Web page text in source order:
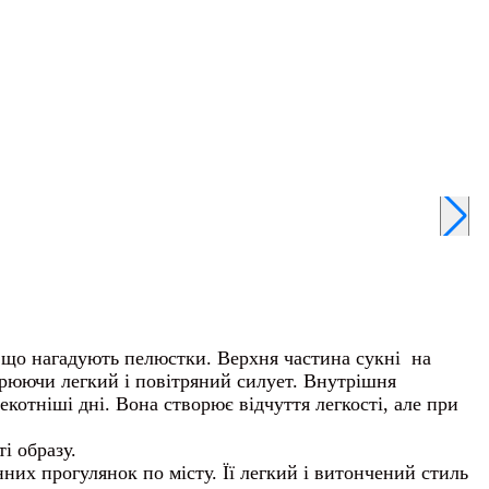
нагадують пелюстки. Верхня частина сукні на
легкий і повітряний силует. Внутрішня
дні. Вона створює відчуття легкості, але при
образу.
прогулянок по місту. Її легкий і витончений стиль